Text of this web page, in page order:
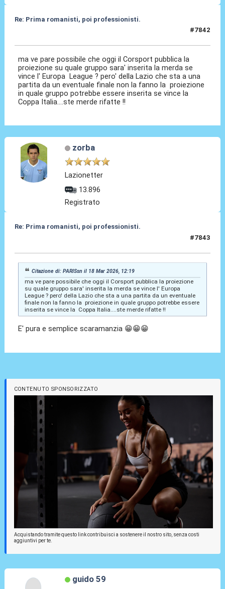
Re: Prima romanisti, poi professionisti.
#7842
ma ve pare possibile che oggi il Corsport pubblica la
proiezione su quale gruppo sara' inserita la merda se
vince l' Europa League ? pero' della Lazio che sta a una
partita da un eventuale finale non la fanno la proiezione
in quale gruppo potrebbe essere inserita se vince la
Coppa Italia....ste merde rifatte !!
zorba
Lazionetter
13.896
Registrato
Re: Prima romanisti, poi professionisti.
#7843
Citazione di: PARISsn il 18 Mar 2026, 12:19
ma ve pare possibile che oggi il Corsport pubblica la proiezione
su quale gruppo sara' inserita la merda se vince l' Europa
League ? pero' della Lazio che sta a una partita da un eventuale
finale non la fanno la proiezione in quale gruppo potrebbe essere
inserita se vince la Coppa Italia....ste merde rifatte !!
E' pura e semplice scaramanzia 😁😁😁
CONTENUTO SPONSORIZZATO
Acquistando tramite questo link contribuisci a sostenere il nostro sito, senza costi
aggiuntivi per te.
guido 59